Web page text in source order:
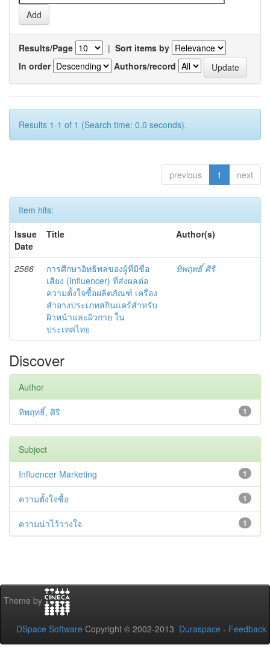
Results/Page | Sort items by
In order
Authors/record
Results 1-1 of 1 (Search time: 0.0 seconds).
previous 1 next
Item hits:
Issue
Date
Title Author(s)
2566
การศึกษาอิทธิพลของผู้ที่มีชื่อ
เสียง (Influencer) ที่ส่งผลต่อ
ความตั้งใจซื้อผลิตภัณฑ์ เครื่อง
สำอางประเภทสกินแคร์สำหรับ
ผิวหน้าและผิวกาย ใน
ประเทศไทย
ทิพฤทธิ์ ศิริ
Discover
Author
1
ทิพฤทธิ์, ศิริ
Subject
1
Influencer Marketing
1
ความตั้งใจซื้อ
1
ความน่าไว้วางใจ
Theme by
DSpace Software Copyright © 2002-2013 Duraspace - Feedback